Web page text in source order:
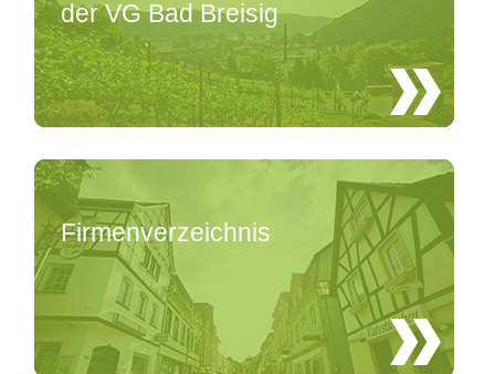
der VG Bad Breisig
Firmenverzeichnis